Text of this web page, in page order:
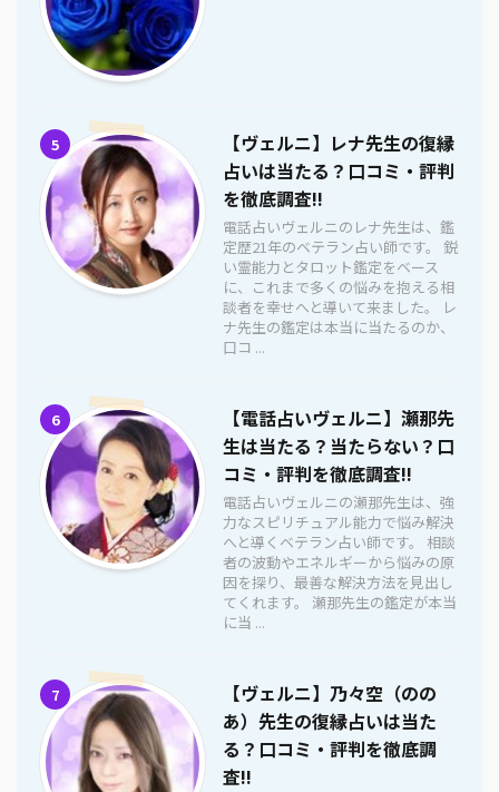
5
【ヴェルニ】レナ先生の復縁
占いは当たる？口コミ・評判
を徹底調査!!
電話占いヴェルニのレナ先生は、鑑
定歴21年のベテラン占い師です。 鋭
い霊能力とタロット鑑定をベース
に、これまで多くの悩みを抱える相
談者を幸せへと導いて来ました。 レ
ナ先生の鑑定は本当に当たるのか、
口コ ...
6
【電話占いヴェルニ】瀬那先
生は当たる？当たらない？口
コミ・評判を徹底調査!!
電話占いヴェルニの瀬那先生は、強
力なスピリチュアル能力で悩み解決
へと導くベテラン占い師です。 相談
者の波動やエネルギーから悩みの原
因を探り、最善な解決方法を見出し
てくれます。 瀬那先生の鑑定が本当
に当 ...
7
【ヴェルニ】乃々空（のの
あ）先生の復縁占いは当た
る？口コミ・評判を徹底調
査!!